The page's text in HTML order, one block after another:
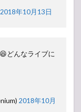
2018年10月13日
どんなライブに
2018年10月